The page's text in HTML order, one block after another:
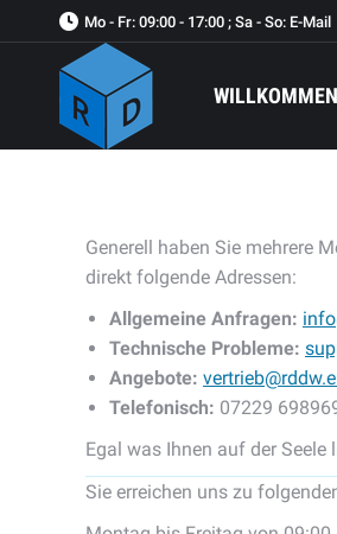
Mo - Fr: 09:00 - 17:00 ; Sa - So: E-Mail
WILLKOMMEN
Generell haben Sie mehrere
direkt folgende Adressen:
Allgemeine Anfragen:
Technische Probleme:
Angebote:
Telefonisch: 07229
Egal was Ihnen auf der
Sie erreichen uns zu